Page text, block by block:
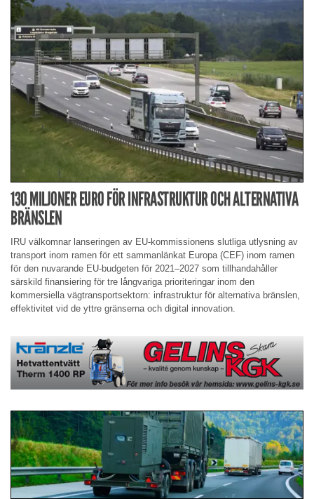
130 MILJONER EURO FÖR INFRASTRUKTUR OCH ALTERNATIVA
BRÄNSLEN
IRU välkomnar lanseringen av EU-kommissionens slutliga utlysning av
transport inom ramen för ett sammanlänkat Europa (CEF) inom ramen
för den nuvarande EU-budgeten för 2021–2027 som tillhandahåller
särskild finansiering för tre långvariga prioriteringar inom den
kommersiella vägtransportsektorn: infrastruktur för alternativa bränslen,
effektivitet vid de yttre gränserna och digital innovation.